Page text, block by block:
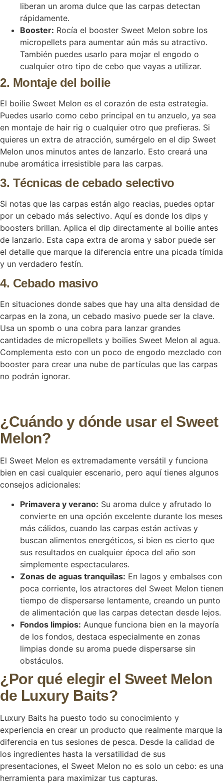
liberan un aroma dulce que las carpas detectan
rápidamente.
Booster: Rocía el booster Sweet Melon sobre los
micropellets para aumentar aún más su atractivo.
También puedes usarlo para mojar el engodo o
cualquier otro tipo de cebo que vayas a utilizar.
2. Montaje del boilie
El boilie Sweet Melon es el corazón de esta estrategia.
Puedes usarlo como cebo principal en tu anzuelo, ya sea
en montaje de hair rig o cualquier otro que prefieras. Si
quieres un extra de atracción, sumérgelo en el dip Sweet
Melon unos minutos antes de lanzarlo. Esto creará una
nube aromática irresistible para las carpas.
3. Técnicas de cebado selectivo
Si notas que las carpas están algo reacias, puedes optar
por un cebado más selectivo. Aquí es donde los dips y
boosters brillan. Aplica el dip directamente al boilie antes
de lanzarlo. Esta capa extra de aroma y sabor puede ser
el detalle que marque la diferencia entre una picada tímida
y un verdadero festín.
4. Cebado masivo
En situaciones donde sabes que hay una alta densidad de
carpas en la zona, un cebado masivo puede ser la clave.
Usa un spomb o una cobra para lanzar grandes
cantidades de micropellets y boilies Sweet Melon al agua.
Complementa esto con un poco de engodo mezclado con
booster para crear una nube de partículas que las carpas
no podrán ignorar.
¿Cuándo y dónde usar el Sweet
Melon?
El Sweet Melon es extremadamente versátil y funciona
bien en casi cualquier escenario, pero aquí tienes algunos
consejos adicionales:
Primavera y verano: Su aroma dulce y afrutado lo
convierte en una opción excelente durante los meses
más cálidos, cuando las carpas están activas y
buscan alimentos energéticos, si bien es cierto que
sus resultados en cualquier época del año son
simplemente espectaculares.
Zonas de aguas tranquilas: En lagos y embalses con
poca corriente, los atractores del Sweet Melon tienen
tiempo de dispersarse lentamente, creando un punto
de alimentación que las carpas detectan desde lejos.
Fondos limpios: Aunque funciona bien en la mayoría
de los fondos, destaca especialmente en zonas
limpias donde su aroma puede dispersarse sin
obstáculos.
¿Por qué elegir el Sweet Melon
de Luxury Baits?
Luxury Baits ha puesto todo su conocimiento y
experiencia en crear un producto que realmente marque la
diferencia en tus sesiones de pesca. Desde la calidad de
los ingredientes hasta la versatilidad de sus
presentaciones, el Sweet Melon no es solo un cebo: es una
herramienta para maximizar tus capturas.